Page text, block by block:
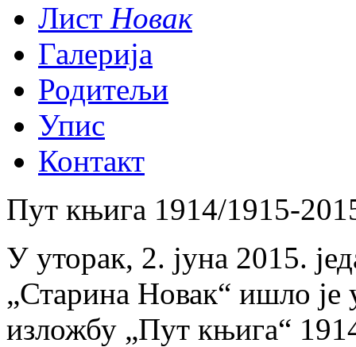
Лист Новак
Галерија
Родитељи
Упис
Контакт
Пут књига 1914/1915-
У уторак, 2. јуна 2015.
„Старина Новак“ ишло
изложбу „Пут књига“